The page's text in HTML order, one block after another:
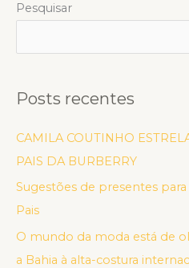
Pesquisar
Posts recentes
CAMILA COUTINHO
PAIS DA BURBERRY
Sugestões de presentes
Pais
O mundo da moda está de
a Bahia à alta-costura